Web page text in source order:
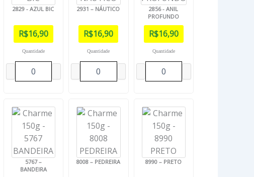
2829 - AZUL BIC
R$16,90
Quantidade
2931 – NÁUTICO
R$16,90
Quantidade
2856 - ANIL
PROFUNDO
R$16,90
Quantidade
5767 –
BANDEIRA
8008 – PEDREIRA 8990 – PRETO